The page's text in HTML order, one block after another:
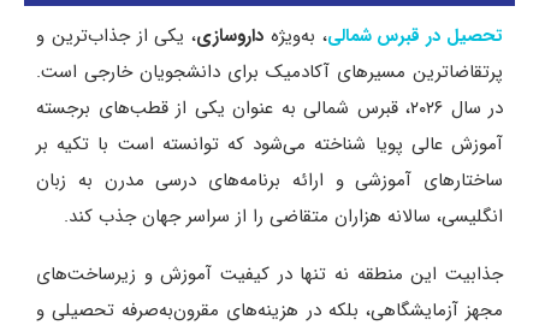
تحصیل در قبرس شمالی، به‌ویژه داروسازی، یکی از جذاب‌ترین و
پرتقاضاترین مسیرهای آکادمیک برای دانشجویان خارجی است.
در سال ۲۰۲۶، قبرس شمالی به عنوان یکی از قطب‌های برجسته
آموزش عالی پویا شناخته می‌شود که توانسته است با تکیه بر
ساختارهای آموزشی و ارائه برنامه‌های درسی مدرن به زبان
انگلیسی، سالانه هزاران متقاضی را از سراسر جهان جذب کند.
جذابیت این منطقه نه تنها در کیفیت آموزش و زیرساخت‌های
مجهز آزمایشگاهی، بلکه در هزینه‌های مقرون‌به‌صرفه تحصیلی و